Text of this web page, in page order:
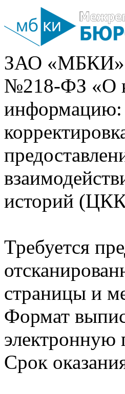
ЗАО «МБКИ»
№218-ФЗ «О
информацию:
историй
Требуется
страницы и
Формат
электронную
Срок